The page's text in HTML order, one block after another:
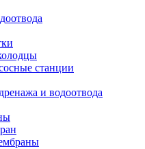
станции
и водоотвода